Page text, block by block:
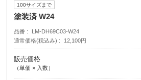
100サイズまで
塗装済 W24
品番
LM-DH69C03-W24
通常価格(税込み)
12,100円
販売価格
（単価 × 入数）